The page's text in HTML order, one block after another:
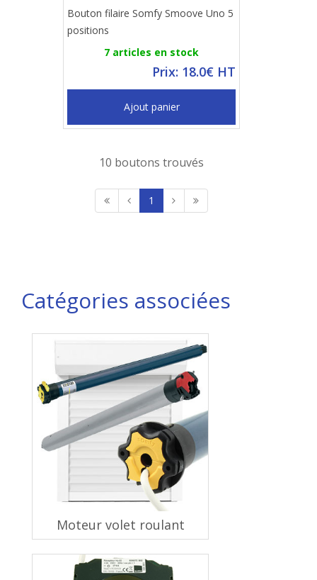
Bouton filaire Somfy Smoove Uno 5
positions
7 articles en stock
Prix: 18.0€ HT
Ajout panier
10 boutons trouvés
1
Catégories associées
Moteur volet roulant